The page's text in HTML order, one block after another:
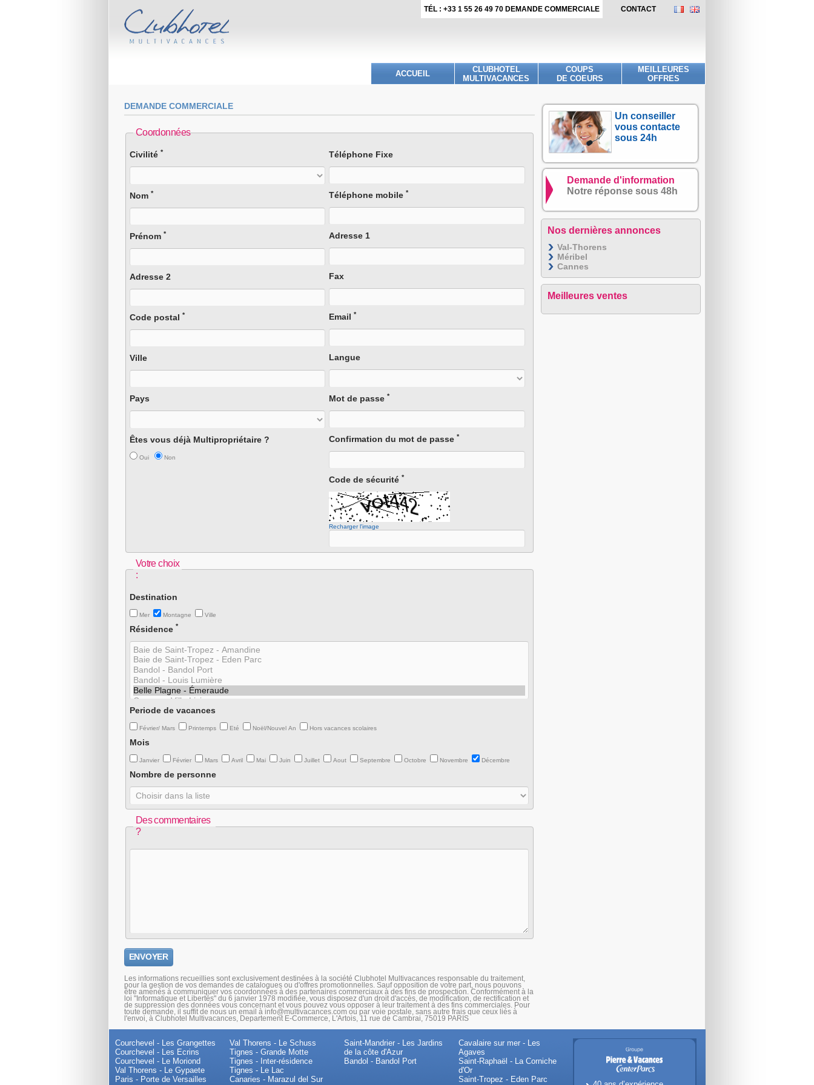
TÉL : +33 1 55 26 49 70 DEMANDE COMMERCIALE CONTACT
ACCUEIL
CLUBHOTEL
MULTIVACANCES
COUPS
DE COEURS
MEILLEURES
OFFRES
DEMANDE COMMERCIALE
Coordonnées
Civilité *
Nom *
Prénom *
Adresse 2
Code postal *
Ville
Pays
Êtes vous déjà Multipropriétaire ?
Non
Téléphone Fixe
Téléphone mobile*
Adresse 1
Fax
Email*
Langue
Mot de passe*
Confirmation du mot de passe*
Code de sécurité*
Recharger l'image
Votre choix
:
Destination
Mer Montagne Ville
Résidence *
Periode de vacances
Février/ Mars Printemps Eté Noël/Nouvel An Hors vacances scolaires
Mois
Janvier Février Mars Avril Mai Juin Juillet Aout Septembre Octobre Novembre Décembre
Nombre de personne
Des commentaires
?
Les informations recueillies sont exclusivement destinées à la société Clubhotel Multivacances responsable du traitement,
pour la gestion de vos demandes de catalogues ou d'offres promotionnelles. Sauf opposition de votre part, nous pouvons
être amenés à communiquer vos coordonnées à des partenaires commerciaux à des fins de prospection. Conformément à la
loi "Informatique et Libertés" du 6 janvier 1978 modifiée, vous disposez d'un droit d'accès, de modification, de rectification et
de suppression des données vous concernant et vous pouvez vous opposer à leur traitement à des fins commerciales. Pour
toute demande, il suffit de nous un email à info@multivacances.com ou par voie postale, sans autre frais que ceux liés à
l'envoi, à Clubhotel Multivacances, Departement E-Commerce, L'Artois, 11 rue de Cambrai, 75019 PARIS
Un conseiller
vous contacte
sous 24h
Demande d'information
Notre réponse sous 48h
Nos dernières annonces
Val-Thorens
Méribel
Cannes
Meilleures ventes
Courchevel - Les Grangettes
Courchevel - Les Ecrins
Courchevel - Le Moriond
Val Thorens - Le Gypaete
Paris - Porte de Versailles
Val Thorens - Le Schuss
Tignes - Grande Motte
Tignes - Inter-résidence
Tignes - Le Lac
Canaries - Marazul del Sur
Saint-Mandrier - Les Jardins
de la côte d'Azur
Bandol - Bandol Port
Cavalaire sur mer - Les
Agaves
Saint-Raphaël - La Corniche
d'Or
Saint-Tropez - Eden Parc